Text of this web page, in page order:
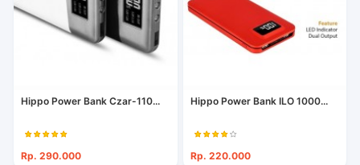
Hippo Power Bank Czar-110...
Rp. 290.000
Hippo Power Bank ILO 1000...
Rp. 220.000